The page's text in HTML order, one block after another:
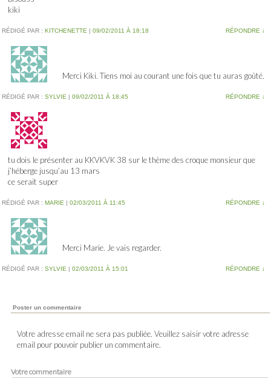
kiki
RÉDIGÉ PAR : KITCHENETTE 09/02/2011 À 18:18 RÉPONDRE ↓
Merci Kiki. Tiens moi au courant une fois que tu auras goûté.
RÉDIGÉ PAR : SYLVIE 09/02/2011 À 18:45 RÉPONDRE ↓
tu dois le présenter au KKVKVK 38 sur le thème des croque monsieur que
j’héberge jusqu’au 13 mars
ce serait super
RÉDIGÉ PAR : MARIE 02/03/2011 À 11:45 RÉPONDRE ↓
Merci Marie. Je vais regarder.
RÉDIGÉ PAR : SYLVIE 02/03/2011 À 15:01 RÉPONDRE ↓
Poster un commentaire
Votre adresse email ne sera pas publiée. Veuillez saisir votre adresse
email pour pouvoir publier un commentaire.
Votre commentaire